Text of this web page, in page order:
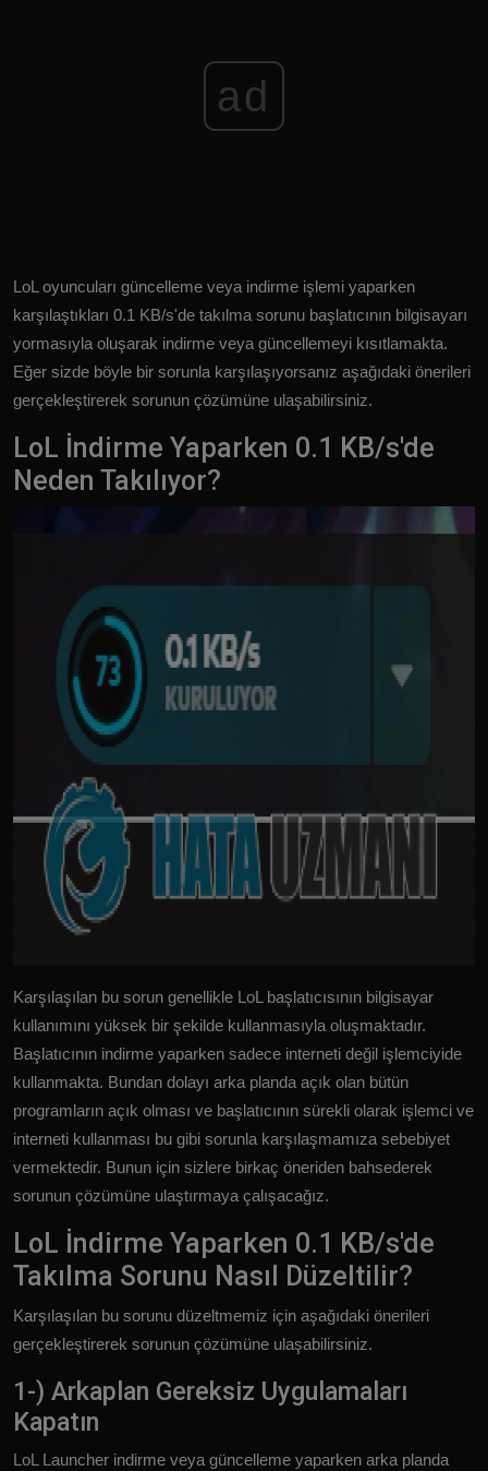
ad
LoL oyuncuları güncelleme veya indirme işlemi yaparken
karşılaştıkları 0.1 KB/s'de takılma sorunu başlatıcının bilgisayarı
yormasıyla oluşarak indirme veya güncellemeyi kısıtlamakta.
Eğer sizde böyle bir sorunla karşılaşıyorsanız aşağıdaki önerileri
gerçekleştirerek sorunun çözümüne ulaşabilirsiniz.
LoL İndirme Yaparken 0.1 KB/s'de
Neden Takılıyor?
Karşılaşılan bu sorun genellikle LoL başlatıcısının bilgisayar
kullanımını yüksek bir şekilde kullanmasıyla oluşmaktadır.
Başlatıcının indirme yaparken sadece interneti değil işlemciyide
kullanmakta. Bundan dolayı arka planda açık olan bütün
programların açık olması ve başlatıcının sürekli olarak işlemci ve
interneti kullanması bu gibi sorunla karşılaşmamıza sebebiyet
vermektedir. Bunun için sizlere birkaç öneriden bahsederek
sorunun çözümüne ulaştırmaya çalışacağız.
LoL İndirme Yaparken 0.1 KB/s'de
Takılma Sorunu Nasıl Düzeltilir?
Karşılaşılan bu sorunu düzeltmemiz için aşağıdaki önerileri
gerçekleştirerek sorunun çözümüne ulaşabilirsiniz.
1-) Arkaplan Gereksiz Uygulamaları
Kapatın
LoL Launcher indirme veya güncelleme yaparken arka planda